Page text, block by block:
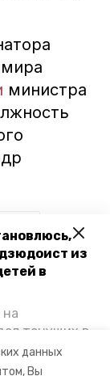
данных
Вы
из
в
тонущих в
помощь. По
министра